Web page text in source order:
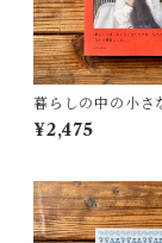
暮らしの中の小
¥2,475